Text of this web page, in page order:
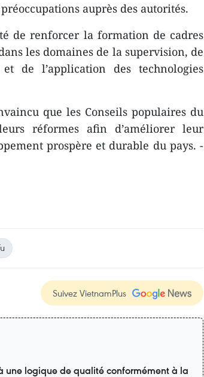
auprès des autorités.
de renforcer la formation de cadres
les domaines de la supervision, de
de l’application des technologies
que les Conseils populaires du
réformes afin d’améliorer leur
prospère et durable du pays. -
Suivez VietnamPlus
une logique de qualité conformément à la